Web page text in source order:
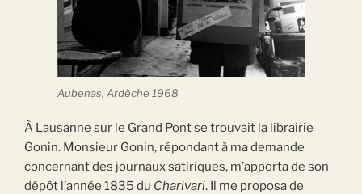
Aubenas, Ardèche 1968
À Lausanne sur le Grand Pont se trouvait la librairie
Gonin. Monsieur Gonin, répondant à ma demande
concernant des journaux satiriques, m’apporta de son
dépôt l’année 1835 du Charivari. Il me proposa de